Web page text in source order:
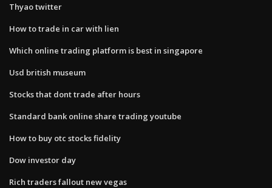
Thyao twitter
How to trade in car with lien
Which online trading platform is best in singapore
Usd british museum
Stocks that dont trade after hours
Standard bank online share trading youtube
How to buy otc stocks fidelity
Dow investor day
Rich traders fallout new vegas